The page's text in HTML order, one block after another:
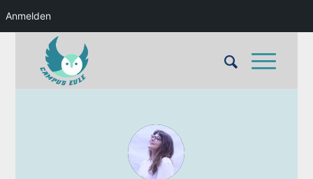
Anmelden